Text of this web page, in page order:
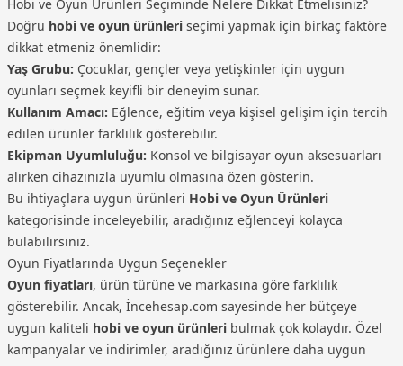
Hobi ve Oyun Ürünleri Seçiminde Nelere Dikkat Etmelisiniz?
Doğru hobi ve oyun ürünleri seçimi yapmak için birkaç faktöre
dikkat etmeniz önemlidir:
Yaş Grubu: Çocuklar, gençler veya yetişkinler için uygun
oyunları seçmek keyifli bir deneyim sunar.
Kullanım Amacı: Eğlence, eğitim veya kişisel gelişim için tercih
edilen ürünler farklılık gösterebilir.
Ekipman Uyumluluğu: Konsol ve bilgisayar oyun aksesuarları
alırken cihazınızla uyumlu olmasına özen gösterin.
Bu ihtiyaçlara uygun ürünleri Hobi ve Oyun Ürünleri
kategorisinde inceleyebilir, aradığınız eğlenceyi kolayca
bulabilirsiniz.
Oyun Fiyatlarında Uygun Seçenekler
Oyun fiyatları, ürün türüne ve markasına göre farklılık
gösterebilir. Ancak, İncehesap.com sayesinde her bütçeye
uygun kaliteli hobi ve oyun ürünleri bulmak çok kolaydır. Özel
kampanyalar ve indirimler, aradığınız ürünlere daha uygun